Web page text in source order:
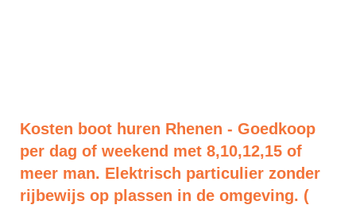
Kosten boot huren Rhenen - Goedkoop
per dag of weekend met 8,10,12,15 of
meer man. Elektrisch particulier zonder
rijbewijs op plassen in de omgeving. (